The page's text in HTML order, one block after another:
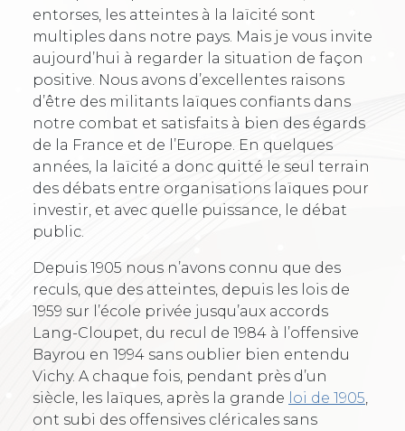
entorses, les atteintes à la laïcité sont
multiples dans notre pays. Mais je vous invite
aujourd’hui à regarder la situation de façon
positive. Nous avons d’excellentes raisons
d’être des militants laïques confiants dans
notre combat et satisfaits à bien des égards
de la France et de l’Europe. En quelques
années, la laïcité a donc quitté le seul terrain
des débats entre organisations laïques pour
investir, et avec quelle puissance, le débat
public.
Depuis 1905 nous n’avons connu que des
reculs, que des atteintes, depuis les lois de
1959 sur l’école privée jusqu’aux accords
Lang-Cloupet, du recul de 1984 à l’offensive
Bayrou en 1994 sans oublier bien entendu
Vichy. A chaque fois, pendant près d’un
siècle, les laïques, après la grande loi de 1905
ont subi des offensives cléricales sans